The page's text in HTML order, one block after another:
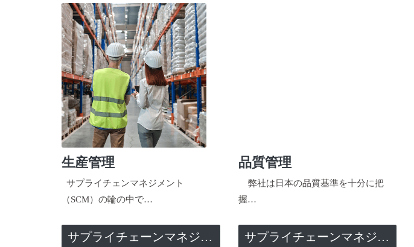
生産管理
サプライチェンマネジメント
（SCM）の輪の中で…
サプライチェーンマネジメント
品質管理
弊社は日本の品質基準を十分に把
握…
サプライチェーンマネジメント